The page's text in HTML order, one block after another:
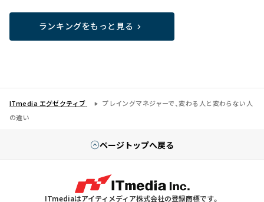
ランキングをもっと見る
ITmedia エグゼクティブ
プレイングマネジャーで、変わる人と変わらない人
の違い
ページトップへ戻る
ITmediaはアイティメディア株式会社の登録商標です。